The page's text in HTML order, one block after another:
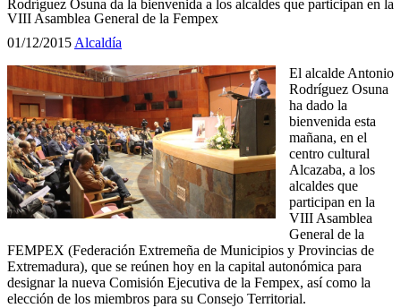
Rodríguez Osuna da la bienvenida a los alcaldes que participan en la
VIII Asamblea General de la Fempex
01/12/2015Alcaldía
El alcalde Antonio
Rodríguez Osuna
ha dado la
bienvenida esta
mañana, en el
centro cultural
Alcazaba, a los
alcaldes que
participan en la
VIII Asamblea
General de la
FEMPEX (Federación Extremeña de Municipios y Provincias de
Extremadura), que se reúnen hoy en la capital autonómica para
designar la nueva Comisión Ejecutiva de la Fempex, así como la
elección de los miembros para su Consejo Territorial.